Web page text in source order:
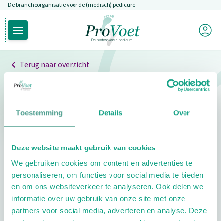
Toestemming Details Over
Deze website maakt gebruik van cookies
We gebruiken cookies om content en advertenties te
personaliseren, om functies voor social media te bieden
en om ons websiteverkeer te analyseren. Ook delen we
informatie over uw gebruik van onze site met onze
partners voor social media, adverteren en analyse. Deze
Overslaan en naar de inhoud gaan
De brancheorganisatie voor de (medisch) pedicure
Open hoofdmenu
Ga naar de homepagina
Mijn
Terug naar overzicht
Professionals
Pedicure niet gevonden
pedicure.